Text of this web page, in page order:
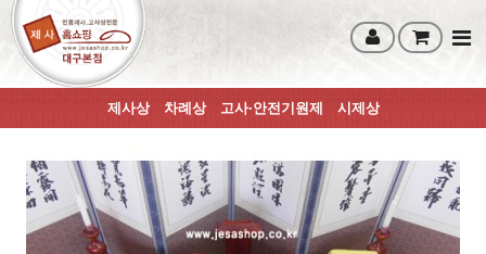
제사상 차례상 고사·안전기원제 시제상